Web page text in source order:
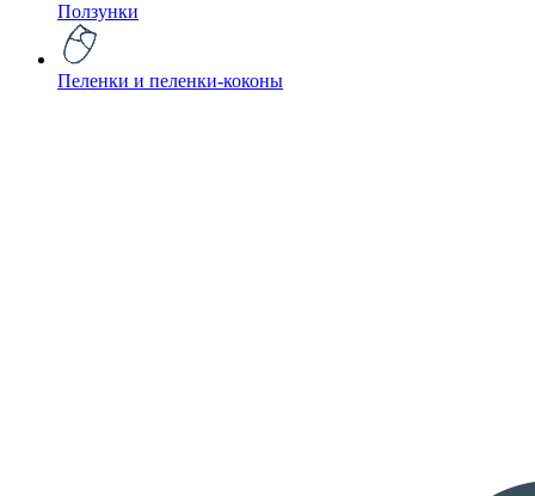
Ползунки
Пеленки и пеленки-коконы